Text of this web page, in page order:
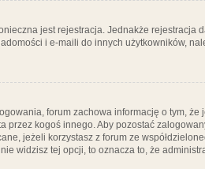
jest rejestracja. Jednakże rejestracja
i e-maili do innych użytkowników,
forum zachowa informację o tym, że
kogoś innego. Aby pozostać
jeżeli korzystasz z forum ze
widzisz tej opcji, to oznacza to, że